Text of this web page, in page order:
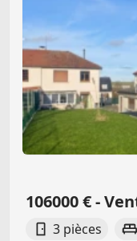
106000 € -
3 pièces